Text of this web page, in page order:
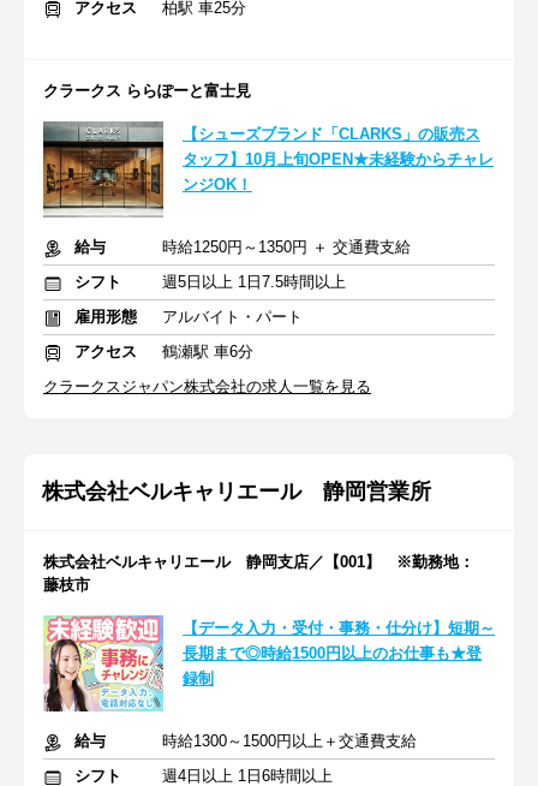
アクセス 柏駅 車25分
クラークス ららぽーと富士見
【シューズブランド「CLARKS」の販売ス
タッフ】10月上旬OPEN★未経験からチャレ
ンジOK！
給与
時給1250円～1350円 ＋ 交通費支給
シフト
週5日以上 1日7.5時間以上
雇用形態
アルバイト・パート
アクセス
鶴瀬駅 車6分
クラークスジャパン株式会社の求人一覧を見る
株式会社ベルキャリエール 静岡営業所
株式会社ベルキャリエール 静岡支店／【001】 ※勤務地：
藤枝市
【データ入力・受付・事務・仕分け】短期～
長期まで◎時給1500円以上のお仕事も★登
録制
給与
時給1300～1500円以上＋交通費支給
シフト
週4日以上 1日6時間以上